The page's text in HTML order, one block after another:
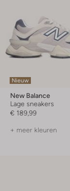
Nieuw
New Balance
Lage sneakers
€ 189,99
+ meer kleuren